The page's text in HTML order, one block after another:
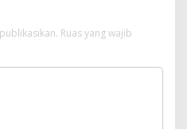
Ruas yang wajib